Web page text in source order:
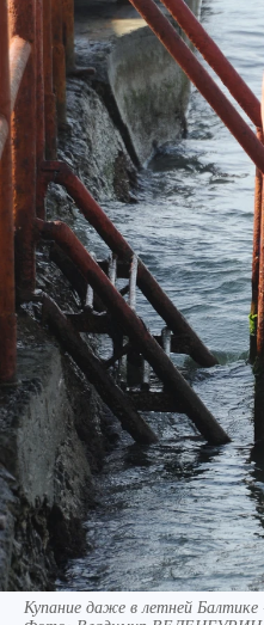
Купание даже в летней Балтике